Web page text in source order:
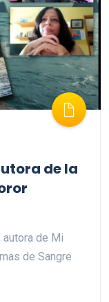
de la
autora de Mi
de Sangre